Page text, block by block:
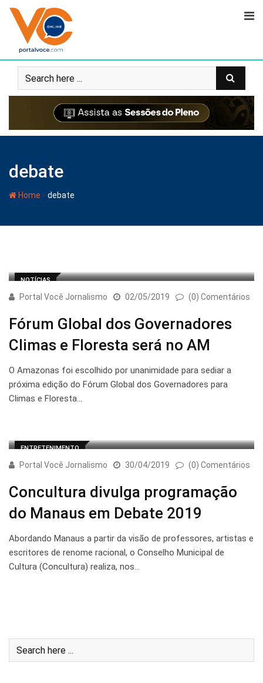
debate
Home - debate
NOTÍCIAS
Portal Você Jornalismo 02/05/2019 (0) Comentários
Fórum Global dos Governadores
Climas e Floresta será no AM
O Amazonas foi escolhido por unanimidade para sediar a
próxima edição do Fórum Global dos Governadores para
Climas e Floresta…
ENTRETENIMENTO
Portal Você Jornalismo 30/04/2019 (0) Comentários
Concultura divulga programação
do Manaus em Debate 2019
Abordando Manaus a partir da visão de professores, artistas e
escritores de renome racional, o Conselho Municipal de
Cultura (Concultura) realiza, nos…